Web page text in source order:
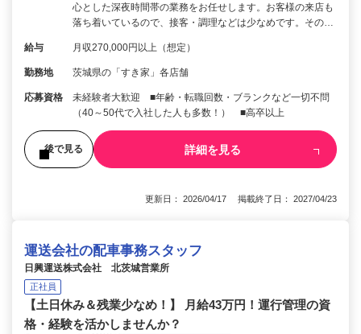
心とした深夜時間帯の業務をお任せします。お客様の来店も
落ち着いているので、接客・調理などは少なめです。その…
給与 月収270,000円以上（想定）
勤務地 茨城県の「すき家」各店舗
応募資格
未経験者大歓迎 ■年齢・転職回数・ブランクなど一切不問
（40～50代で入社した人も多数！） ■高卒以上
後で見る 詳細を見る
更新日： 2026/04/17 掲載終了日： 2027/04/23
運送会社の配車事務スタッフ
日興運送株式会社 北茨城営業所
正社員
【土日休み＆残業少なめ！】 月給43万円！運行管理の資
格・経験を活かしませんか？